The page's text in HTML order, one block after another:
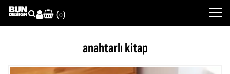
(0)
anahtarlı kitap